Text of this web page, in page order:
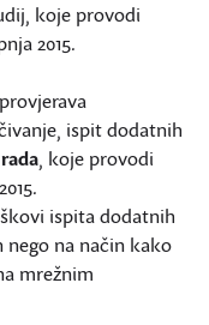
koje provodi
2015.
ispit dodatnih
, koje provodi
ispita dodatnih
nego na način kako
mrežnim